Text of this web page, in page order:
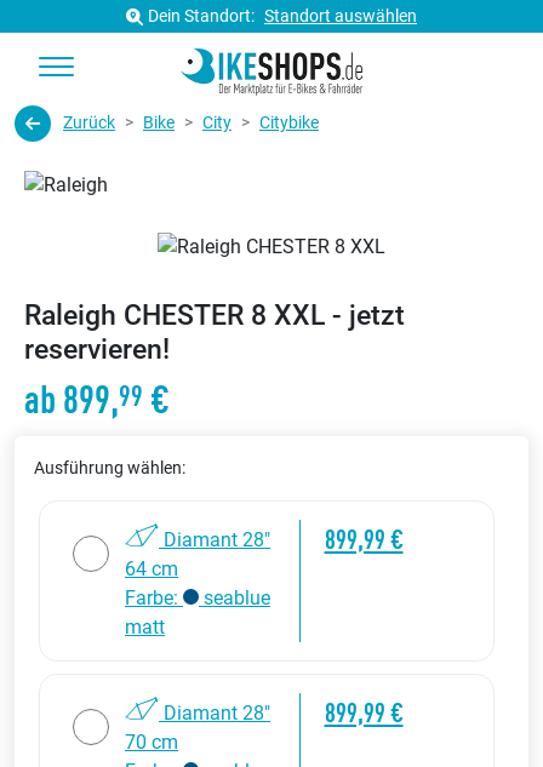
Dein Standort: Standort auswählen
Zurück Bike City Citybike
Raleigh CHESTER 8 XXL - jetzt
reservieren!
ab 899,99 €
Ausführung wählen:
Diamant 28"
64 cm
Farbe:
seablue
matt
899,99 €
Diamant 28"
70 cm
899,99 €